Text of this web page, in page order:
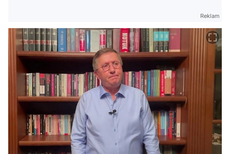
Reklam